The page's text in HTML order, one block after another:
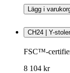
Lägg i
CH24 | Y-
FSC™-
8 104 kr